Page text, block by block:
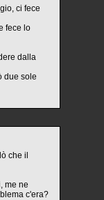
ci fece
fece lo
dalla
due sole
che il
me ne
c'era?